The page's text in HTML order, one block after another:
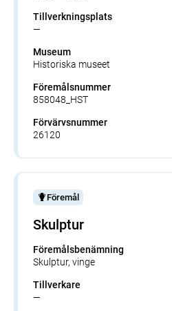
Tillverkningsplats
—
Museum
Historiska museet
Föremålsnummer
858048_HST
Förvärvsnummer
26120
Föremål
Skulptur
Föremålsbenämning
Skulptur, vinge
Tillverkare
—